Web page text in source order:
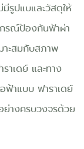
รูปแบและวัสดุให้
กรณ์ป้องกันฟ้าผ่า
าะสมกับสภาพ
าเดย์ และทาง
ฟ้าแบบ ฟาราเดย์
ย่างครบวงจรด้วย